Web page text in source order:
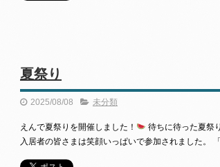
夏祭り
2025/08/08 未分類
えんで夏祭りを開催しました！
待ちに待った夏祭
入居者の皆さまは笑顔いっぱいで参加されました。